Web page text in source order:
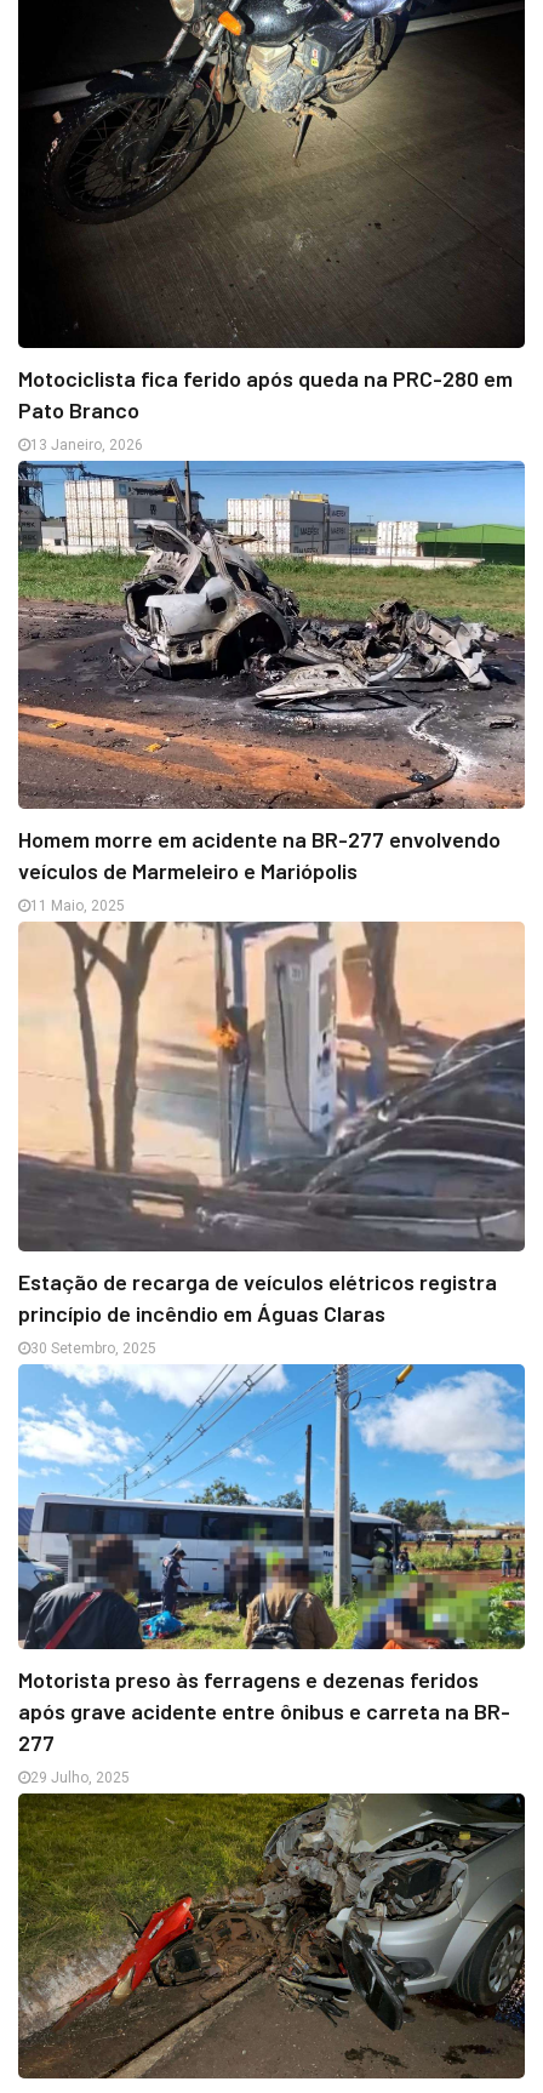
Motociclista fica ferido após queda na PRC-280 em
Pato Branco
13 Janeiro, 2026
Homem morre em acidente na BR-277 envolvendo
veículos de Marmeleiro e Mariópolis
11 Maio, 2025
Estação de recarga de veículos elétricos registra
princípio de incêndio em Águas Claras
30 Setembro, 2025
Motorista preso às ferragens e dezenas feridos
após grave acidente entre ônibus e carreta na BR-
277
29 Julho, 2025